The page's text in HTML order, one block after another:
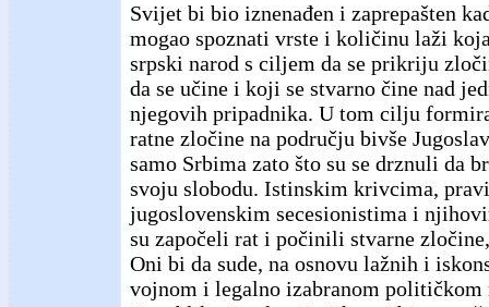
Svijet bi bio iznenađen i zaprepašten
mogao spoznati vrste i količinu laži
srpski narod s ciljem da se prikriju
da se učine i koji se stvarno čine nad
njegovih pripadnika. U tom cilju
ratne zločine na području bivše
samo Srbima zato što su se drznuli da
svoju slobodu. Istinskim krivcima,
jugoslovenskim secesionistima i
su započeli rat i počinili stvarne
Oni bi da sude, na osnovu lažnih i
vojnom i legalno izabranom političkom